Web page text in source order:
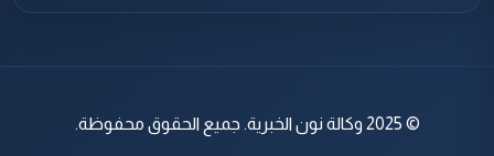
© 2025 وكالة نون الخبرية. جميع الحقوق محفوظة.